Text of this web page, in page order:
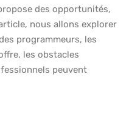
des opportunités,
nous allons explorer
programmeurs, les
les obstacles
peuvent